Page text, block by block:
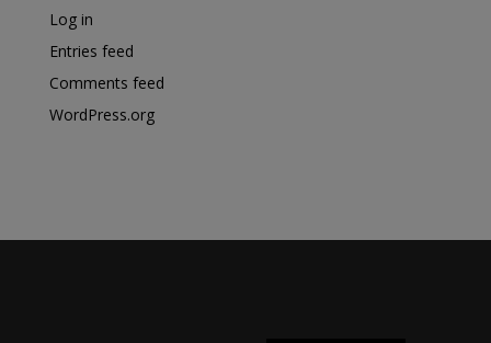
Log in
Entries feed
Comments feed
WordPress.org